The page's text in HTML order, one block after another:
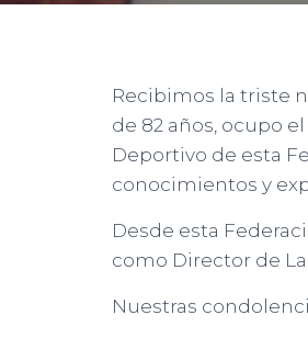
Recibimos la triste
de 82 años, ocupo
Deportivo de esta
conocimientos y
Desde esta
como Director de
Nuestras